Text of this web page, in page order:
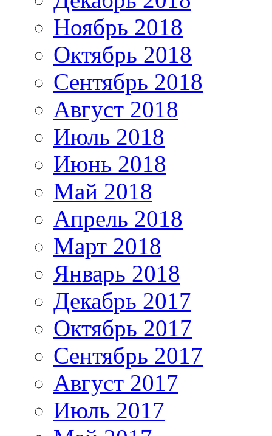
Ноябрь 2018
Октябрь 2018
Сентябрь 2018
Август 2018
Июль 2018
Июнь 2018
Май 2018
Апрель 2018
Март 2018
Январь 2018
Декабрь 2017
Октябрь 2017
Сентябрь 2017
Август 2017
Июль 2017